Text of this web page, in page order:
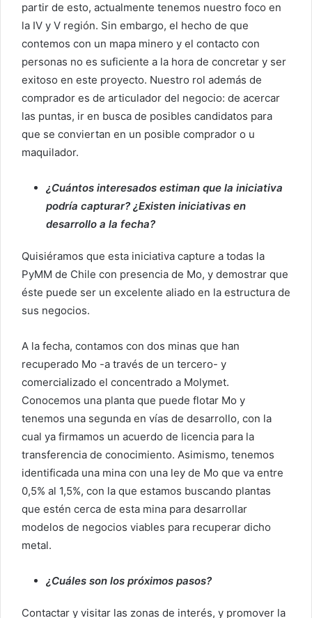
partir de esto, actualmente tenemos nuestro foco en
la IV y V región. Sin embargo, el hecho de que
contemos con un mapa minero y el contacto con
personas no es suficiente a la hora de concretar y ser
exitoso en este proyecto. Nuestro rol además de
comprador es de articulador del negocio: de acercar
las puntas, ir en busca de posibles candidatos para
que se conviertan en un posible comprador o u
maquilador.
¿Cuántos interesados estiman que la iniciativa
podría capturar? ¿Existen iniciativas en
desarrollo a la fecha?
Quisiéramos que esta iniciativa capture a todas la
PyMM de Chile con presencia de Mo, y demostrar que
éste puede ser un excelente aliado en la estructura de
sus negocios.
A la fecha, contamos con dos minas que han
recuperado Mo -a través de un tercero- y
comercializado el concentrado a Molymet.
Conocemos una planta que puede flotar Mo y
tenemos una segunda en vías de desarrollo, con la
cual ya firmamos un acuerdo de licencia para la
transferencia de conocimiento. Asimismo, tenemos
identificada una mina con una ley de Mo que va entre
0,5% al 1,5%, con la que estamos buscando plantas
que estén cerca de esta mina para desarrollar
modelos de negocios viables para recuperar dicho
metal.
¿Cuáles son los próximos pasos?
Contactar y visitar las zonas de interés, y promover la